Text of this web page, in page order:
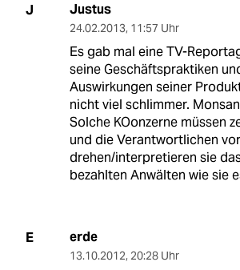
J Justus
24.02.2013, 11:57 Uhr
Es gab mal eine TV-
seine Geschäftspraktiken
Auswirkungen seiner
nicht viel schlimmer.
Solche KOonzerne müssen
und die Verantwortlichen
drehen/interpretieren sie
bezahlten Anwälten wie sie
E erde
13.10.2012, 20:28 Uhr